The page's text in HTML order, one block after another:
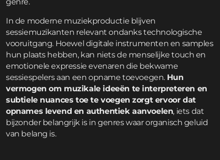
In de moderne muziekproductie blijven
sessiemuzikanten relevant ondanks technologische
vooruitgang. Hoewel digitale instrumenten en samples
hun plaats hebben, kan niets de menselijke touch en
emotionele expressie evenaren die bekwame
sessiespelers aan een opname toevoegen. Hun
vermogen om muzikale ideeën te interpreteren en
subtiele nuances toe te voegen zorgt ervoor dat
opnames levend en authentiek aanvoelen, iets dat
bijzonder belangrijk is in genres waar organisch geluid
van belang is.